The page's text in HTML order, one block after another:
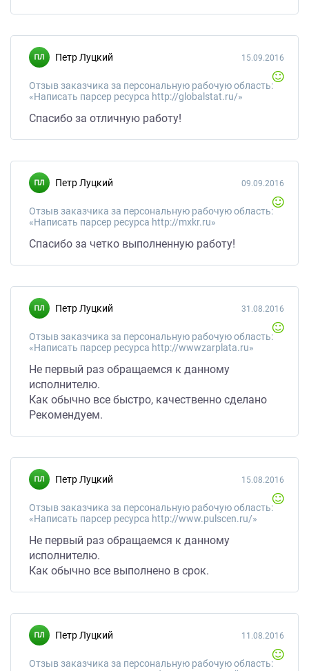
Петр Луцкий
Отзыв заказчика за персональную рабочую область:
«Написать парсер ресурса http://globalstat.ru/»
15.09.2016
Спасибо за отличную работу!
Петр Луцкий
Отзыв заказчика за персональную рабочую область:
«Написать парсер ресурса http://mxkr.ru»
09.09.2016
Спасибо за четко выполненную работу!
Петр Луцкий
Отзыв заказчика за персональную рабочую область:
«Написать парсер ресурса http://wwwzarplata.ru»
31.08.2016
Не первый раз обращаемся к данному
исполнителю.
Как обычно все быстро, качественно сделано
Рекомендуем.
Петр Луцкий
Отзыв заказчика за персональную рабочую область:
«Написать парсер ресурса http://www.pulscen.ru/»
15.08.2016
Не первый раз обращаемся к данному
исполнителю.
Как обычно все выполнено в срок.
Петр Луцкий
Отзыв заказчика за персональную рабочую область:
11.08.2016